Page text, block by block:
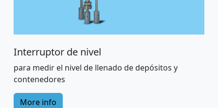
Interruptor de nivel
para medir el nivel de llenado de depósitos y
contenedores
More info